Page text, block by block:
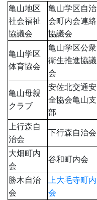
亀山地区
社会福祉
協議会
亀山学区自治
会町内会連絡
協議会
亀山学区
体育協会
亀山学区公衆
衛生推進協議
会
亀山母親
クラブ
安佐北交通安
全協会亀山支
部
上行森自
治会
下行森自治会
大畑町内
会
谷和町内会
勝木自治
会
上大毛寺町内
会